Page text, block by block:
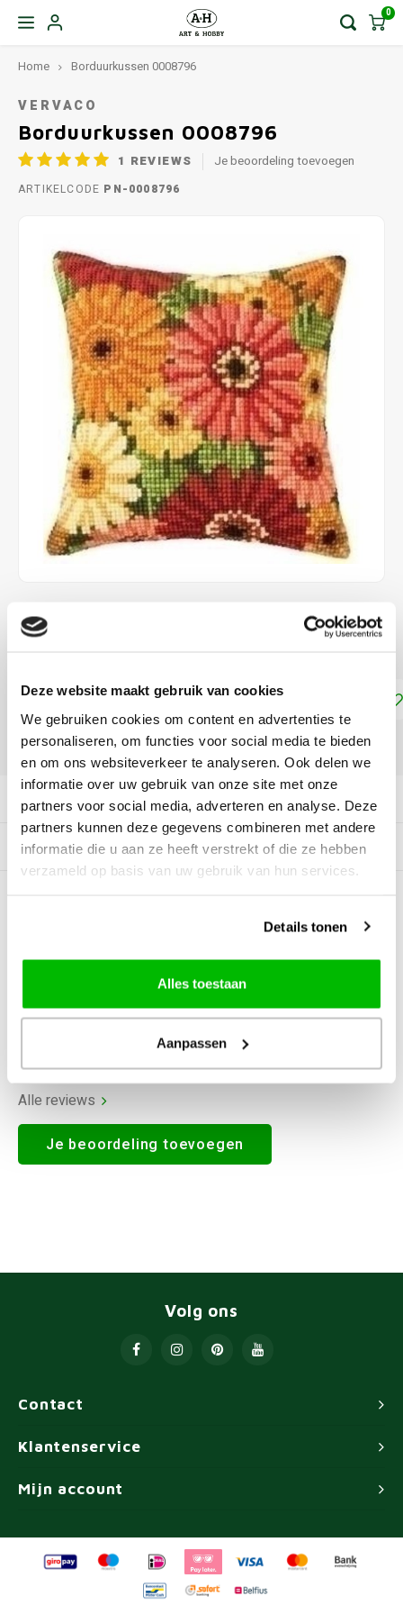
Deze website maakt gebruik van cookies
We gebruiken cookies om content en advertenties te
personaliseren, om functies voor social media te bieden
en om ons websiteverkeer te analyseren. Ook delen we
informatie over uw gebruik van onze site met onze
partners voor social media, adverteren en analyse. Deze
partners kunnen deze gegevens combineren met andere
informatie die u aan ze heeft verstrekt of die ze hebben
verzameld op basis van uw gebruik van hun services.
Details tonen
Alles toestaan
Aanpassen
0
Home Borduurkussen 0008796
VERVACO
Borduurkussen 0008796
1 REVIEWS Je beoordeling toevoegen
ARTIKELCODE PN-0008796
€33,50
Toevoegen aan winkelwagen
DELEN:
Productomschrijving
Gerelateerde producten
1Beoordelen
Alle reviews
Je beoordeling toevoegen
Contact
Volg ons
Klantenservice
Mijn account